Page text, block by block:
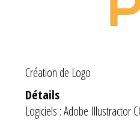
Création de Logo
Détails
Logiciels : Adobe Illustractor